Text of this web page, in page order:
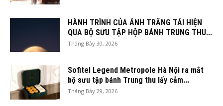
HÀNH TRÌNH CỦA ÁNH TRĂNG TÁI HIỆN
QUA BỘ SƯU TẬP HỘP BÁNH TRUNG THU...
Tháng Bảy 30, 2026
Sofitel Legend Metropole Hà Nội ra mắt
bộ sưu tập bánh Trung thu lấy cảm...
Tháng Bảy 29, 2026